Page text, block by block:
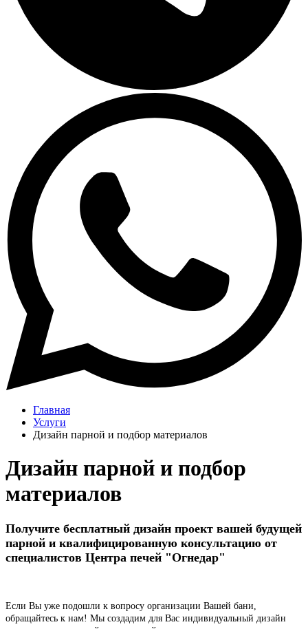
Главная
Услуги
Дизайн парной и подбор материалов
Дизайн парной и подбор
материалов
Получите бесплатный дизайн проект вашей будущей
парной и квалифицированную консультацию от
специалистов Центра печей "Огнедар"
Если Вы уже подошли к вопросу организации Вашей бани,
обращайтесь к нам! Мы создадим для Вас индивидуальный дизайн